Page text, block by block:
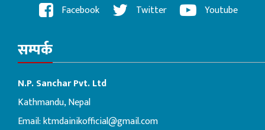
Facebook Twitter Youtube
सम्पर्क
N.P. Sanchar Pvt. Ltd
Kathmandu, Nepal
Email:ktmdainikofficial@gmail.com